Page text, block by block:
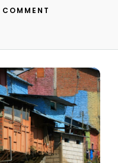
COMMENT